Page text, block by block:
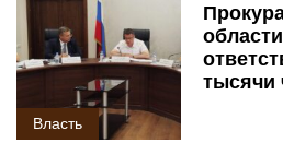
Власть
тысячи